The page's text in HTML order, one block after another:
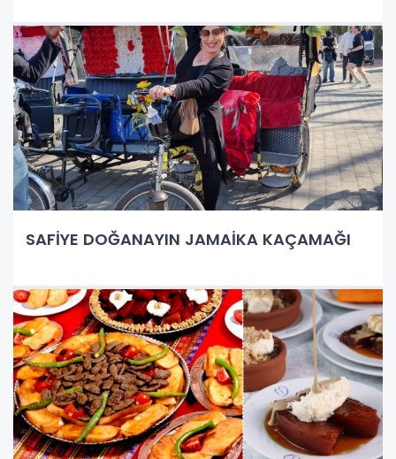
SAFİYE DOĞANAYIN JAMAİKA KAÇAMAĞI